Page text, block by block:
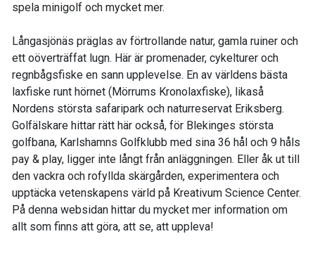
spela minigolf och mycket mer.
Långasjönäs präglas av förtrollande natur, gamla ruiner och
ett oöverträffat lugn. Här är promenader, cykelturer och
regnbågsfiske en sann upplevelse. En av världens bästa
laxfiske runt hörnet (Mörrums Kronolaxfiske), likaså
Nordens största safaripark och naturreservat Eriksberg.
Golfälskare hittar rätt här också, för Blekinges största
golfbana, Karlshamns Golfklubb med sina 36 hål och 9 håls
pay & play, ligger inte långt från anläggningen. Eller åk ut till
den vackra och rofyllda skärgården, experimentera och
upptäcka vetenskapens värld på Kreativum Science Center.
På denna websidan hittar du mycket mer information om
allt som finns att göra, att se, att uppleva!